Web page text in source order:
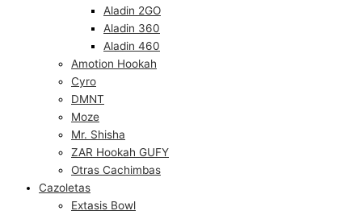
Aladin 2GO
Aladin 360
Aladin 460
Amotion Hookah
Cyro
DMNT
Moze
Mr. Shisha
ZAR Hookah GUFY
Otras Cachimbas
Cazoletas
Extasis Bowl